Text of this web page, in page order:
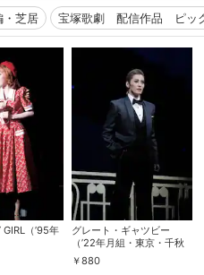
・芝居 宝塚歌劇 配信作品 ピッ
（’95年
グレート・ギャツビー
（’22年月組・東京・千秋
楽）
￥880